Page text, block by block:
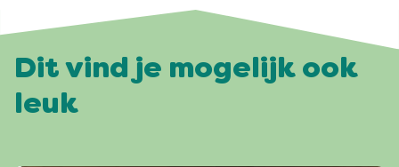
Dit vind je mogelijk ook
leuk